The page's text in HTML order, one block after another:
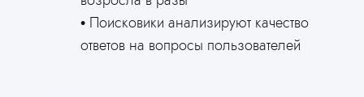
Поисковики анализируют качество
ответов на вопросы пользователей